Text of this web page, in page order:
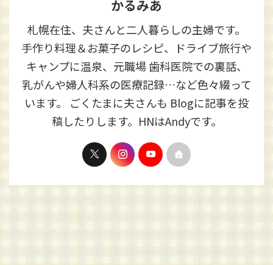
かるみあ
札幌在住、夫さんと二人暮らしの主婦です。
手作り料理＆お菓子のレシピ、ドライブ旅行や
キャンプに温泉、元職場 歯科医院での裏話、
乳がんや婦人科系の医療記録…など色々綴って
います。 ごくたまに夫さんも Blogに記事を投
稿したりします。HNはAndyです。